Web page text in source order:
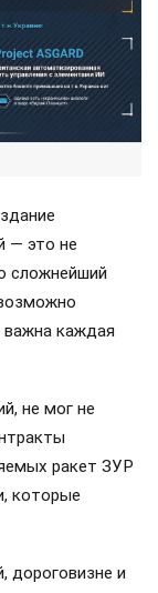
— это не
сложнейший
важна каждая
не мог не
ракет ЗУР
которые
дороговизне и